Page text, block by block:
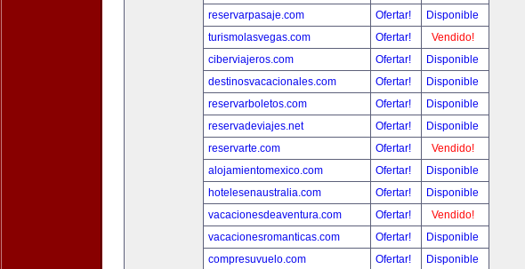
reservarpasaje.com
Ofertar!
Disponible
turismolasvegas.com
Ofertar!
Vendido!
ciberviajeros.com
Ofertar!
Disponible
destinosvacacionales.com
Ofertar!
Disponible
reservarboletos.com
Ofertar!
Disponible
reservadeviajes.net
Ofertar!
Disponible
reservarte.com
Ofertar!
Vendido!
alojamientomexico.com
Ofertar!
Disponible
hotelesenaustralia.com
Ofertar!
Disponible
vacacionesdeaventura.com
Ofertar!
Vendido!
vacacionesromanticas.com
Ofertar!
Disponible
compresuvuelo.com
Ofertar!
Disponible